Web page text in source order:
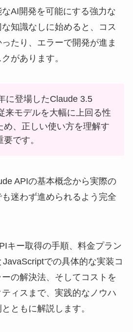
AI開発を可能にする強力な
知識なしに始めると、コス
たり、エラーで開発が進ま
があります。
に登場したClaude 3.5
来モデルを大幅に上回る性
め、正しい使い方を理解す
です。
APIの基本概念から実際の
迷わず進められるよう完全
キー取得の手順、料金プラン
での具体的な実装コ
の解決法、そしてコストを
ィスまで、実践的なノウハ
ともに解説します。